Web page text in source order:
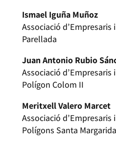
Ismael Iguña Muñoz
Associació d’Empresaris
Parellada
Juan Antonio Rubio
Associació
Polígon Colom II
Meritxell Valero Marcet
Associació
Polígons Santa